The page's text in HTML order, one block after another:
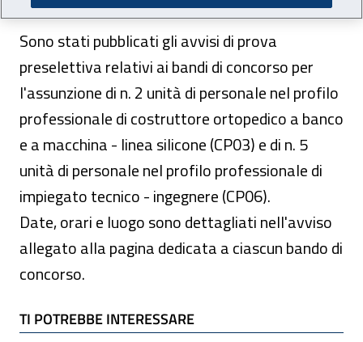
Sono stati pubblicati gli avvisi di prova
preselettiva relativi ai bandi di concorso per
l'assunzione di n. 2 unità di personale nel profilo
professionale di costruttore ortopedico a banco
e a macchina - linea silicone (CP03) e di n. 5
unità di personale nel profilo professionale di
impiegato tecnico - ingegnere (CP06).
Date, orari e luogo sono dettagliati nell'avviso
allegato alla pagina dedicata a ciascun bando di
concorso.
TI POTREBBE INTERESSARE
TI POTREBBE INTERESSARE